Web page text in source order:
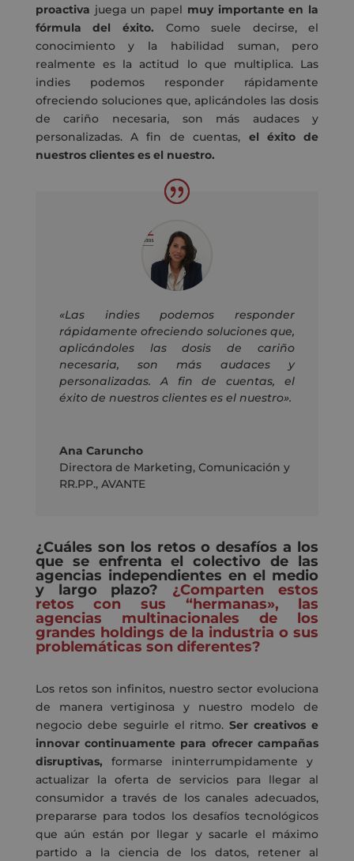
proactiva juega un papel muy importante en la
fórmula del éxito. Como suele decirse, el
conocimiento y la habilidad suman, pero
realmente es la actitud lo que multiplica. Las
indies
podemos responder rápidamente
ofreciendosoluciones que,aplicándoles las dosis
de cariño necesaria, son más audaces y
personalizadas.A fin de cuentas, el éxitode
nuestros clientes es el nuestro.
«Las indies podemos
responder
rápidamenteofreciendo soluciones que,
aplicándoles las dosis de cariño
necesaria, son más audaces y
personalizadas.Afin de cuentas,el
éxito de nuestros clientes es el nuestro».
Ana Caruncho
Directora de Marketing, Comunicación y
RR.PP., AVANTE
¿Cuáles son los retos o desafíos a los
que se enfrenta el colectivo de las
agencias independientes en el medio
y largo plazo? ¿Comparten estos
retos con sus “hermanas», las
agencias multinacionales de los
grandes holdings de la industria o sus
problemáticas son diferentes?
Los retos son infinitos, nuestro sector evoluciona
de maneravertiginosa y nuestro modelo de
negocio debe seguirle el ritmo.Ser creativos e
innovar continuamente para ofrecercampañas
disruptivas,
formarse ininterrumpidamente
y
actualizar la oferta de servicios para llegar al
consumidor a través de los canales adecuados,
prepararse para todos los desafíos tecnológicos
que aún están por llegar y sacarle el máximo
partido a la ciencia de los datos, retener al